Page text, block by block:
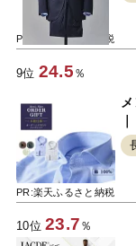
PR:楽天ふるさと納税
9位 24.5 ％
PR:楽天ふるさと納税
10位23.7 ％